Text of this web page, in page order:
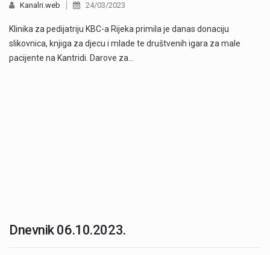
Kanalri.web 24/03/2023
Klinika za pedijatriju KBC-a Rijeka primila je danas donaciju
slikovnica, knjiga za djecu i mlade te društvenih igara za male
pacijente na Kantridi. Darove za…
Dnevnik 06.10.2023.